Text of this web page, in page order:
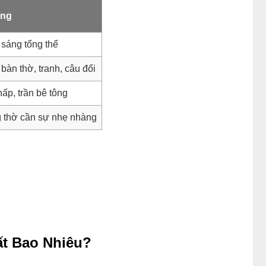
tổng thể
thờ, tranh, câu đối
trần bê tông
thờ cần sự nhẹ nhàng
Bao Nhiêu?